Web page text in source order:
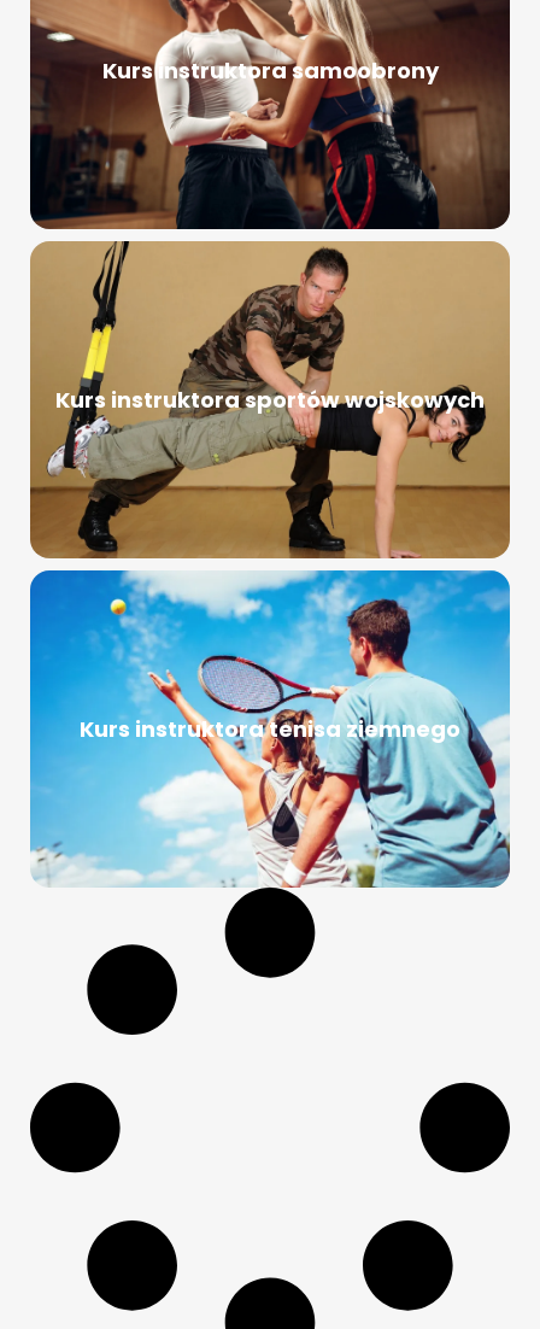
Kurs instruktora samoobrony
Kurs instruktora sportów wojskowych
Kurs instruktora tenisa ziemnego